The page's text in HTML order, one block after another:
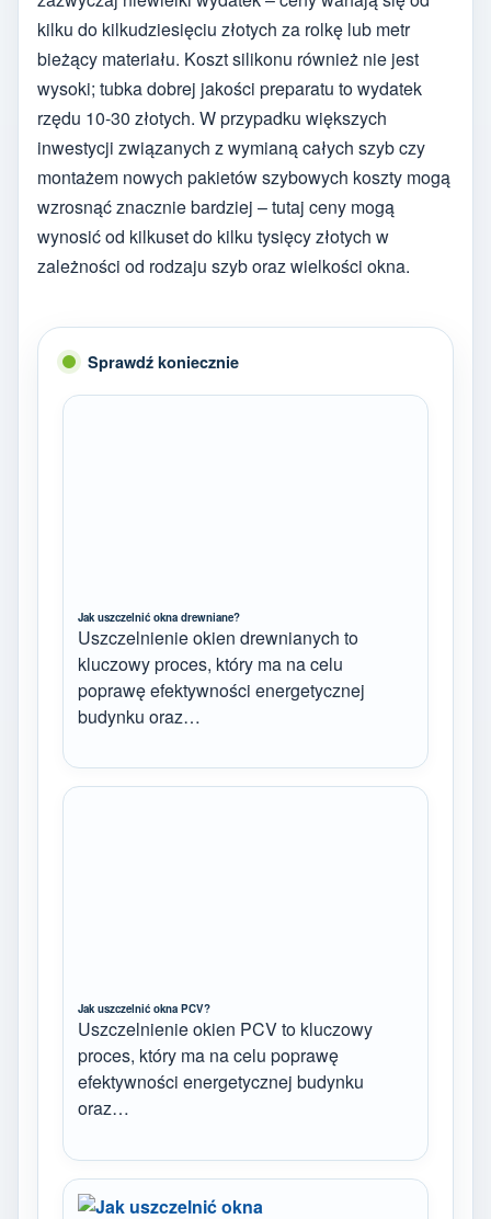
kilku do kilkudziesięciu złotych za rolkę lub metr
bieżący materiału. Koszt silikonu również nie jest
wysoki; tubka dobrej jakości preparatu to wydatek
rzędu 10-30 złotych. W przypadku większych
inwestycji związanych z wymianą całych szyb czy
montażem nowych pakietów szybowych koszty mogą
wzrosnąć znacznie bardziej – tutaj ceny mogą
wynosić od kilkuset do kilku tysięcy złotych w
zależności od rodzaju szyb oraz wielkości okna.
Sprawdź koniecznie
Jak uszczelnić okna drewniane?
Uszczelnienie okien drewnianych to
kluczowy proces, który ma na celu
poprawę efektywności energetycznej
budynku oraz…
Jak uszczelnić okna PCV?
Uszczelnienie okien PCV to kluczowy
proces, który ma na celu poprawę
efektywności energetycznej budynku
oraz…